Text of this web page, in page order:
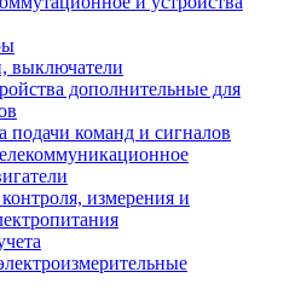
выключатели
дополнительные для
подачи команд и сигналов
измерения и